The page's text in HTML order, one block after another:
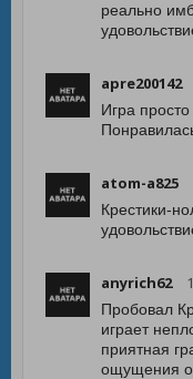
реально
apre200142
Игра
atom-a825
Крестики-
anyrich62
Пробовал
играет
приятная
ощущения